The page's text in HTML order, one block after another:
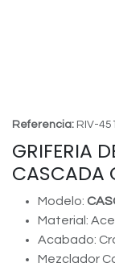
Referencia: RIV-
GRIFERIA
CASCADA
Modelo:
Material:
Acabado:
Mezclador